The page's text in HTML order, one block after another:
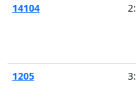
14104 2:
1205 3: